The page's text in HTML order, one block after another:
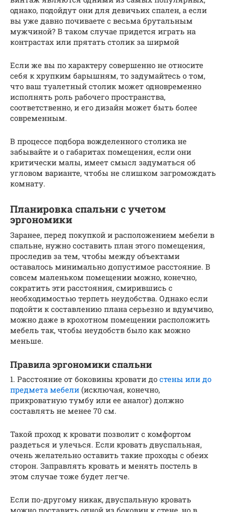
однако, подойдут они для девичьих спален, а если
вы уже давно почиваете с весьма брутальным
мужчиной? В таком случае придется играть на
контрастах или прятать столик за ширмой
Если же вы по характеру совершенно не относите
себя к хрупким барышням, то задумайтесь о том,
что ваш туалетный столик может одновременно
исполнять роль рабочего пространства,
соответственно, и его дизайн может быть более
современным.
В процессе подбора вожделенного столика не
забывайте и о габаритах помещения, если они
критически малы, имеет смысл задуматься об
угловом варианте, чтобы не слишком загромождать
комнату.
Планировка спальни с учетом
эргономики
Заранее, перед покупкой и расположением мебели в
спальне, нужно составить план этого помещения,
проследив за тем, чтобы между объектами
оставалось минимально допустимое расстояние. В
совсем маленьком помещении можно, конечно,
сократить эти расстояния, смирившись с
необходимостью терпеть неудобства. Однако если
подойти к составлению плана серьезно и вдумчиво,
можно даже в крохотном помещении расположить
мебель так, чтобы неудобств было как можно
меньше.
Правила эргономики спальни
1. Расстояние от боковины кровати до стены или до
предмета мебели (исключая, конечно,
прикроватную тумбу или ее аналог) должно
составлять не менее 70 см.
Такой проход к кровати позволит с комфортом
раздеться и улечься. Если кровать двуспальная,
очень желательно оставить такие проходы с обеих
сторон. Заправлять кровать и менять постель в
этом случае тоже будет легче.
Если по-другому никак, двуспальную кровать
можно поставить одной из боковин к стене, но в